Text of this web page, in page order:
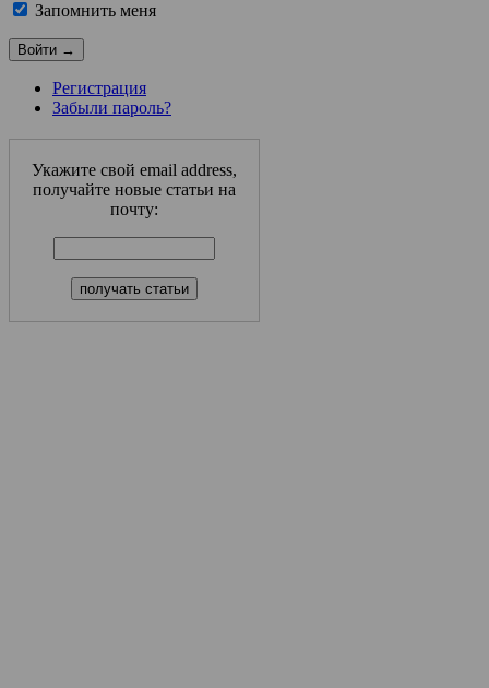
Запомнить меня
Регистрация
Забыли пароль?
Укажите свой email address,
получайте новые статьи на
почту: